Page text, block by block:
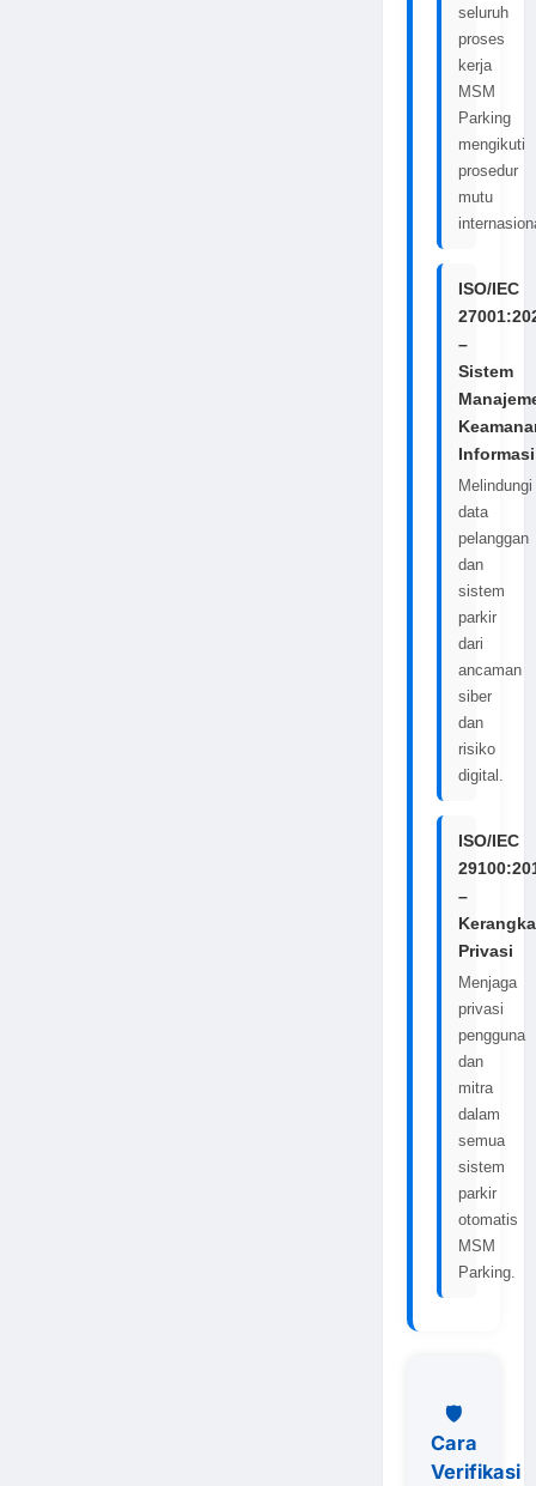
seluruh
proses
kerja
MSM
Parking
mengikuti
prosedur
mutu
ISO/IEC
–
Sistem
Informasi
Melindungi
data
pelanggan
dan
sistem
parkir
dari
ancaman
siber
dan
risiko
digital.
ISO/IEC
–
Kerangka
Privasi
Menjaga
privasi
pengguna
dan
mitra
dalam
semua
sistem
parkir
otomatis
MSM
Parking.
🛡️
Cara
Verifikasi